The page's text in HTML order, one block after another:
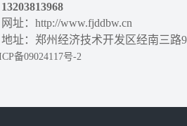
13203813968
网址： http://www.fjddbw.cn
地址：郑州经济技术开发区经南三路
备09024117号-2